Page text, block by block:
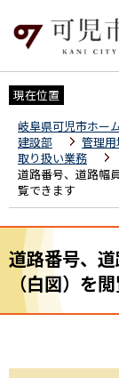
現在位置
岐阜県可児市ホー
建設部
管理
取り扱い業務
道路番号、道路幅
覧できます
道路番号、
（白図）を